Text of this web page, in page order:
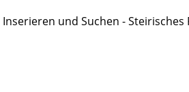
Inserieren und Suchen -